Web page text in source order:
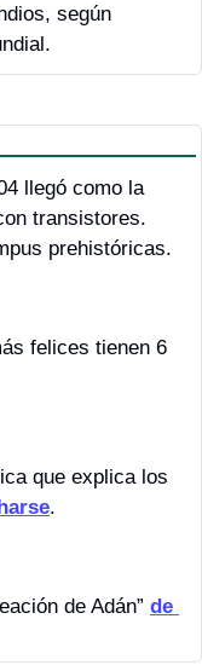
según
transistores.
prehistóricas.
felices tienen 6
que explica los
.
de Adán” de